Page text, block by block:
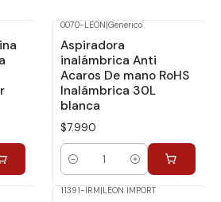
0070-LEON Generico
Aspiradora
inalámbrica Anti
Acaros De mano RoHS
Inalámbrica 30L
blanca
$7.990
Cantidad
11391-IRM LEON IMPORT